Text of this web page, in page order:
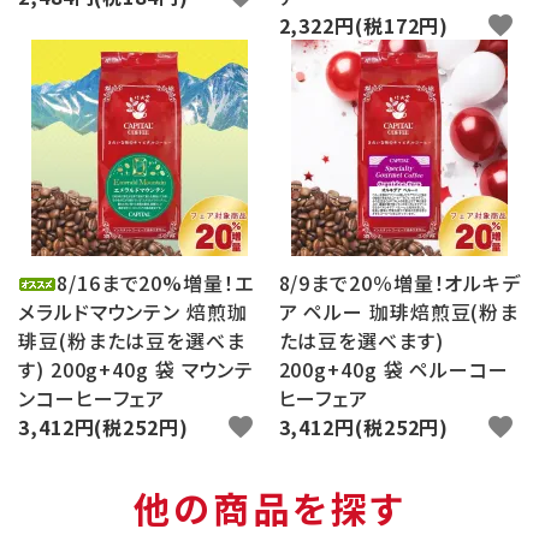
2,322円(税172円)
favorite
8/16まで20%増量！エ
メラルドマウンテン 焙煎珈
琲豆(粉または豆を選べま
す) 200g+40g 袋 マウンテ
ンコーヒーフェア
3,412円(税252円)
favorite
8/9まで20％増量！オルキデ
ア ペルー 珈琲焙煎豆(粉ま
たは豆を選べます)
200g+40g 袋 ペルーコー
ヒーフェア
3,412円(税252円)
favorite
他の商品を探す